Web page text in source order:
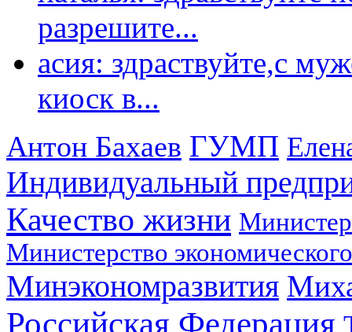
разрешите...
асия: здраствуйте,с
киоск в...
Антон Бахаев ГУМП
Индивидуальный
Качество жизни
Министерство
Минэкономразвития
Российская Федерация